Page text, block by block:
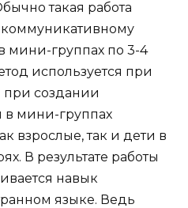
такая работа
коммуникативному
мини-группах по 3-4
используется при
при создании
в мини-группах
взрослые, так и дети в
В результате работы
навык
языке. Ведь